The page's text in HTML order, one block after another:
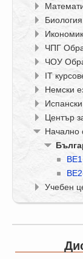
Биология
ЧПГ
ЧОУ
IT
Немски
Център
Начално
BE1
Учебен